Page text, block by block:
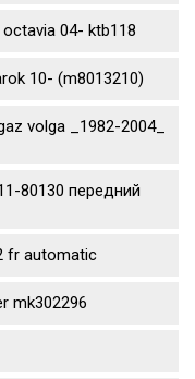
04- ktb118
10- (m8013210)
volga _1982-2004_
80130 передний
fr automatic
mk302296